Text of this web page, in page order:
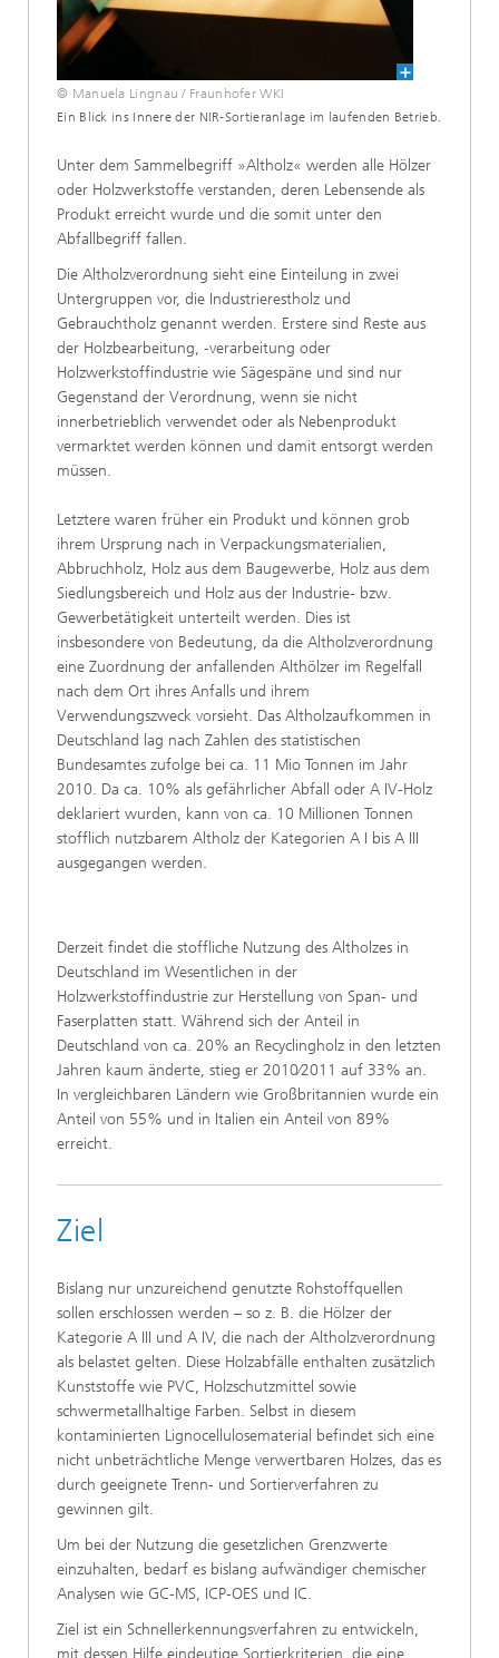
© Manuela Lingnau / Fraunhofer WKI
Ein Blick ins Innere der NIR-Sortieranlage im laufenden Betrieb.
Unter dem Sammelbegriff »Altholz« werden alle Hölzer
oder Holzwerkstoffe verstanden, deren Lebensende als
Produkt erreicht wurde und die somit unter den
Abfallbegriff fallen.
Die Altholzverordnung sieht eine Einteilung in zwei
Untergruppen vor, die Industrierestholz und
Gebrauchtholz genannt werden. Erstere sind Reste aus
der Holzbearbeitung, -verarbeitung oder
Holzwerkstoffindustrie wie Sägespäne und sind nur
Gegenstand der Verordnung, wenn sie nicht
innerbetrieblich verwendet oder als Nebenprodukt
vermarktet werden können und damit entsorgt werden
müssen.
Letztere waren früher ein Produkt und können grob
ihrem Ursprung nach in Verpackungsmaterialien,
Abbruchholz, Holz aus dem Baugewerbe, Holz aus dem
Siedlungsbereich und Holz aus der Industrie- bzw.
Gewerbetätigkeit unterteilt werden. Dies ist
insbesondere von Bedeutung, da die Altholzverordnung
eine Zuordnung der anfallenden Althölzer im Regelfall
nach dem Ort ihres Anfalls und ihrem
Verwendungszweck vorsieht. Das Altholzaufkommen in
Deutschland lag nach Zahlen des statistischen
Bundesamtes zufolge bei ca. 11 Mio Tonnen im Jahr
2010. Da ca. 10% als gefährlicher Abfall oder A IV-Holz
deklariert wurden, kann von ca. 10 Millionen Tonnen
stofflich nutzbarem Altholz der Kategorien A I bis A III
ausgegangen werden.
Derzeit findet die stoffliche Nutzung des Altholzes in
Deutschland im Wesentlichen in der
Holzwerkstoffindustrie zur Herstellung von Span- und
Faserplatten statt. Während sich der Anteil in
Deutschland von ca. 20% an Recyclingholz in den letzten
Jahren kaum änderte, stieg er 2010⁄2011 auf 33% an.
In vergleichbaren Ländern wie Großbritannien wurde ein
Anteil von 55% und in Italien ein Anteil von 89%
erreicht.
Ziel
Bislang nur unzureichend genutzte Rohstoffquellen
sollen erschlossen werden – so z. B. die Hölzer der
Kategorie A III und A IV, die nach der Altholzverordnung
als belastet gelten. Diese Holzabfälle enthalten zusätzlich
Kunststoffe wie PVC, Holzschutzmittel sowie
schwermetallhaltige Farben. Selbst in diesem
kontaminierten Lignocellulosematerial befindet sich eine
nicht unbeträchtliche Menge verwertbaren Holzes, das es
durch geeignete Trenn- und Sortierverfahren zu
gewinnen gilt.
Um bei der Nutzung die gesetzlichen Grenzwerte
einzuhalten, bedarf es bislang aufwändiger chemischer
Analysen wie GC-MS, ICP-OES und IC.
Ziel ist ein Schnellerkennungsverfahren zu entwickeln,
mit dessen Hilfe eindeutige Sortierkriterien, die eine